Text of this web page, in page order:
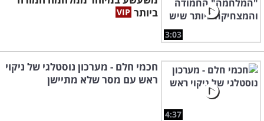
3:03
ביותר
4:37
חכמי חלם - מערכון נוסטלגי של ניקוי
ראש עם מסר שלא מתיישן